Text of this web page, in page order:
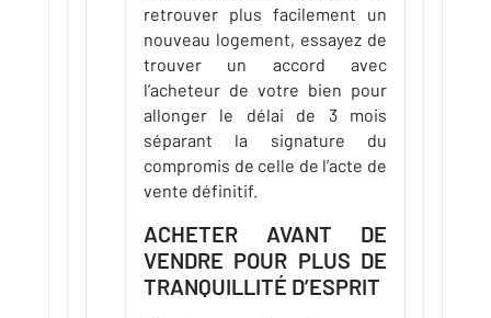
retrouver plus facilement un
nouveau logement, essayez de
trouver un accord avec
l’acheteur de votre bien pour
allonger le délai de 3 mois
séparant la signature du
compromis de celle de l’acte de
vente définitif.
ACHETER AVANT DE
VENDRE POUR PLUS DE
TRANQUILLITÉ D’ESPRIT